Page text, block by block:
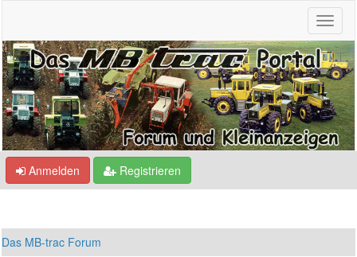
Anmelden Registrieren
Das MB-trac Forum